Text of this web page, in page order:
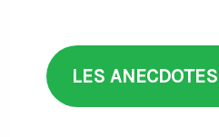
LES